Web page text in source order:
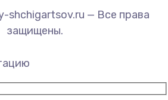
shchigartsov.ru — Все права
защищены.